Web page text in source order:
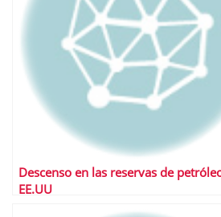
Descenso en las reservas de
EE.UU